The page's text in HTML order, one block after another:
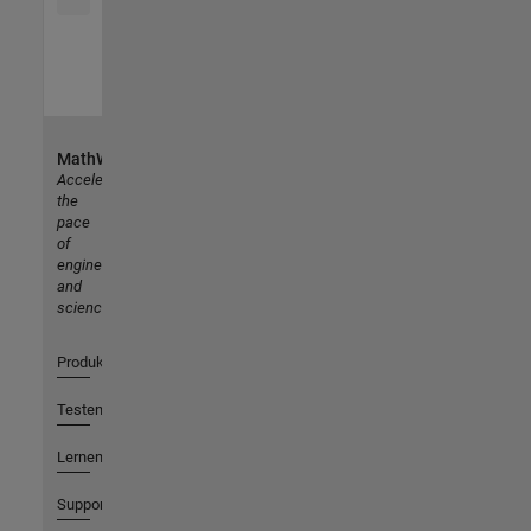
MathWorks
Accelerating
the
pace
of
engineering
and
science
Produkte
Testen oder Kaufen
Lernen
Support